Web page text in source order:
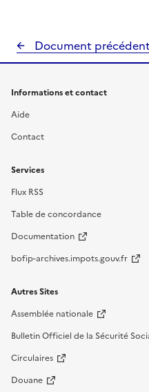
Document précédent
Informations et contact
Aide
Contact
Services
Flux RSS
Table de concordance
Documentation
bofip-archives.impots.gouv.fr
Autres Sites
Assemblée nationale
Bulletin Officiel de la Sécurité
Circulaires
Douane